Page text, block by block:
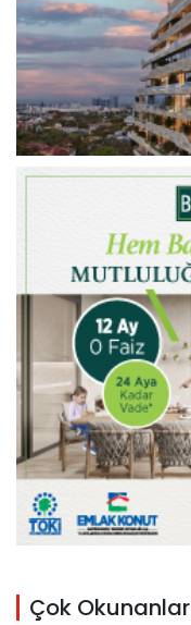
Çok Okunanlar